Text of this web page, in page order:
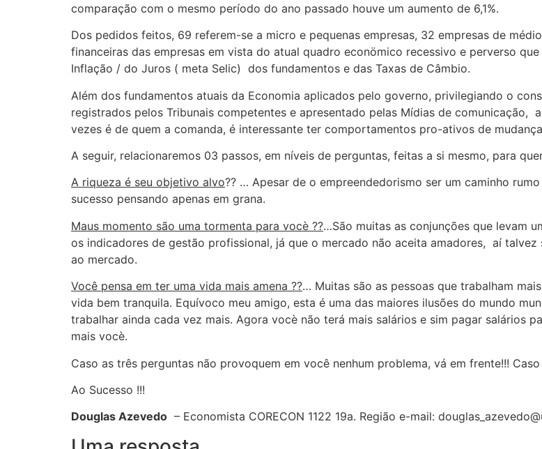
comparação com o mesmo período do ano passado houve um aumento de 6,1%.
Dos pedidos feitos, 69 referem-se a micro e pequenas empresas, 32 empresas de
financeiras das empresas em vista do atual quadro econömico recessivo e perverso
Inflação / do Juros ( meta Selic) dos fundamentos e das Taxas de Câmbio.
Além dos fundamentos atuais da Economia aplicados pelo governo, privilegiando o
registrados pelos Tribunais competentes e apresentado pelas Mídias de comunicação,
vezes é de quem a comanda, é interessante ter comportamentos pro-ativos de
A seguir, relacionaremos 03 passos, em níveis de perguntas, feitas a si mesmo, para
A riqueza é seu objetivo alvo?? … Apesar de o empreendedorismo ser um caminho
sucesso pensando apenas em grana.
Maus momento são uma tormenta para vocè ??…São muitas as conjunções que levam
os indicadores de gestão profissional, já que o mercado não aceita amadores, aí
ao mercado.
Você pensa em ter uma vida mais amena ??… Muitas são as pessoas que trabalham
vida bem tranquila. Equívoco meu amigo, esta é uma das maiores ilusões do mundo
trabalhar ainda cada vez mais. Agora vocè não terá mais salários e sim pagar salários
mais vocè.
Caso as três perguntas não provoquem em você nenhum problema, vá em frente!!!
Ao Sucesso !!!
Douglas Azevedo – Economista CORECON 1122 19a. Região e-mail: